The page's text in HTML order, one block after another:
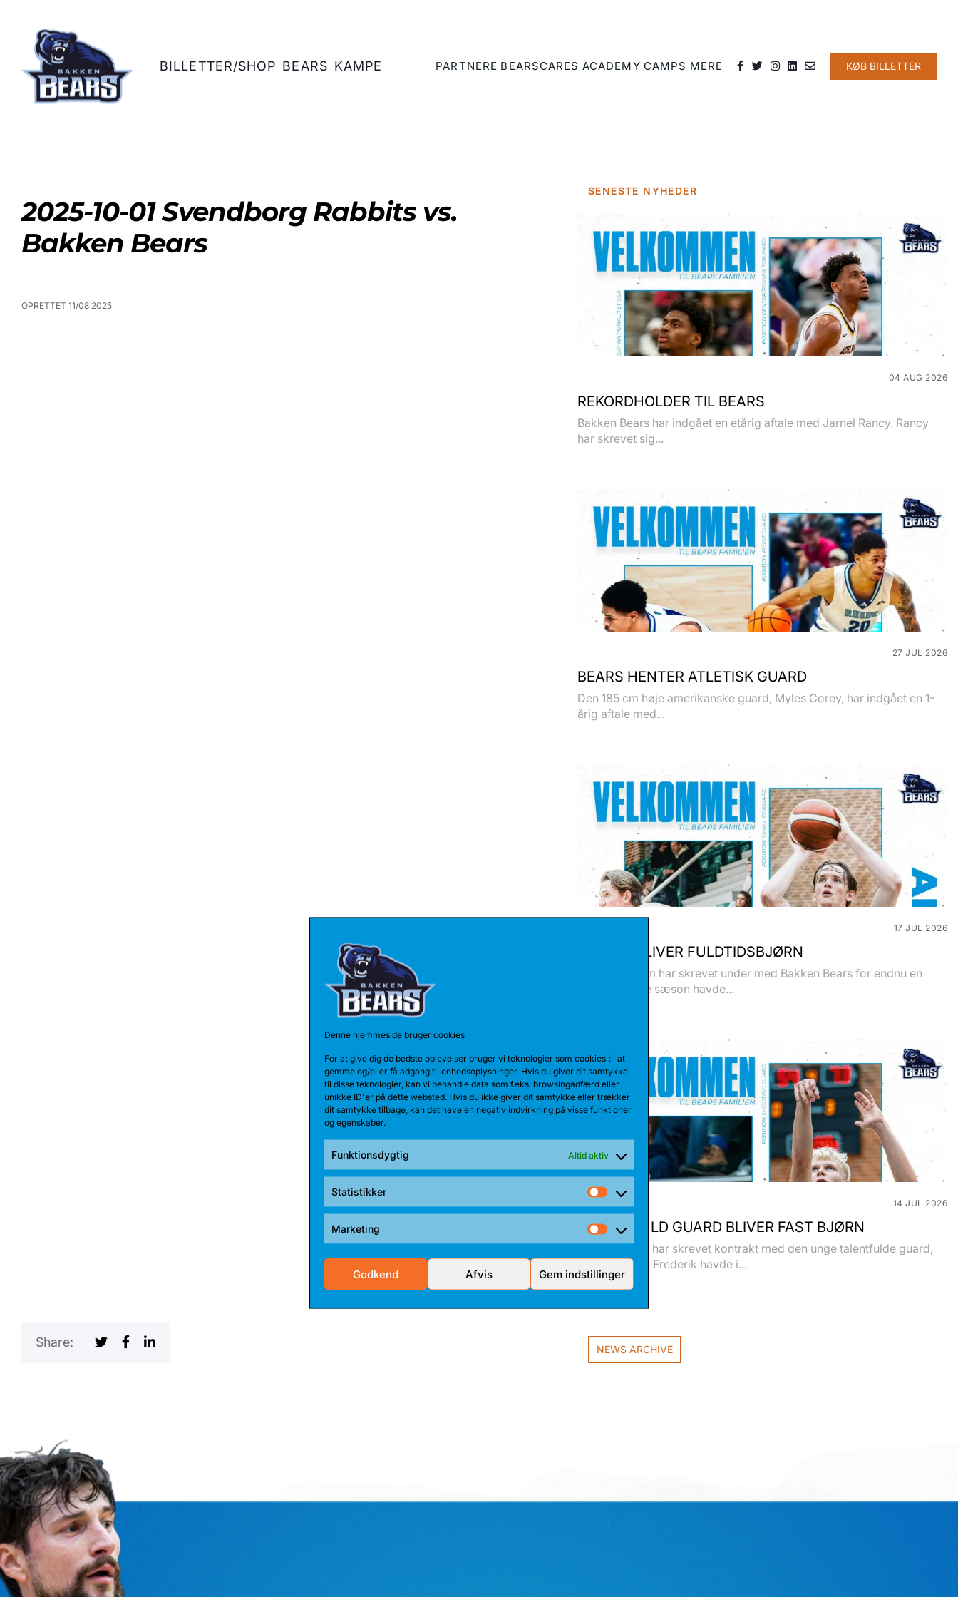
Denne hjemmeside bruger cookies
For at give dig de bedste oplevelser bruger vi teknologier som cookies til at
gemme og/eller få adgang til enhedsoplysninger. Hvis du giver dit samtykke
til disse teknologier, kan vi behandle data som f.eks. browsingadfærd eller
unikke ID'er på dette websted. Hvis du ikke giver dit samtykke eller trækker
dit samtykke tilbage, kan det have en negativ indvirkning på visse funktioner
og egenskaber.
Funktionsdygtig Altid aktiv
Statistikker
Statistikker
Marketing
Marketing
Godkend Afvis Gem indstillinger
BILLETTER/SHOP BEARS KAMPE PARTNERE BEARSCARES ACADEMY CAMPS MERE KØB BILLETTER
2025-10-01 Svendborg Rabbits vs.
Bakken Bears
OPRETTET 11/08 2025
Share:
SENESTE NYHEDER
04 AUG 2026
REKORDHOLDER TIL BEARS
Bakken Bears har indgået en etårig aftale med Jarnel Rancy. Rancy
har skrevet sig...
27 JUL 2026
BEARS HENTER ATLETISK GUARD
Den 185 cm høje amerikanske guard, Myles Corey, har indgået en 1-
årig aftale med...
17 JUL 2026
TALENT BLIVER FULDTIDSBJØRN
Anton Katholm har skrevet under med Bakken Bears for endnu en
sæson. Sidste sæson havde...
14 JUL 2026
TALENTFULD GUARD BLIVER FAST BJØRN
Bakken Bears har skrevet kontrakt med den unge talentfulde guard,
Frederik Stie. Frederik havde i...
NEWS ARCHIVE